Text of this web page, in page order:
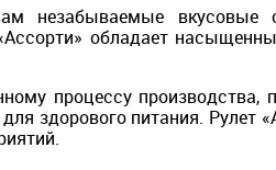
незабываемые вкусовые
обладает
процессу производства,
здорового питания. Рулет